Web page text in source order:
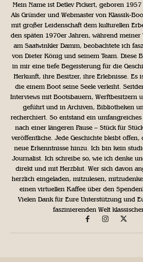
Mein Name ist Detlev Pickert, geboren
Als Gründer und Webmaster von Klassik-
mit großer Leidenschaft dem kulturellen
den späten 1970er Jahren, während
am Saatwinkler Damm, beobachtete ich
von Dieter König und seinem Team. Diese
in mir eine tiefe Begeisterung für die
Herkunft, ihre Besitzer, ihre Erlebnisse. Es
die einem Boot seine Seele verleiht.
Interviews mit Bootsbauern, Werftbesitzern
geführt und in Archiven, Bibliotheken
recherchiert. So entstand ein
nach einer längeren Pause – Stück für
veröffentliche. Jede Geschichte bleibt
neue Erkenntnisse hinzu. Ich bin kein
Journalist. Ich schreibe so, wie ich denke
direkt und mit Herzblut. Wer sich davon
herzlich eingeladen, mitzulesen,
einen virtuellen Kaffee über den
Vielen Dank für Eure Unterstützung und
faszinierenden Welt